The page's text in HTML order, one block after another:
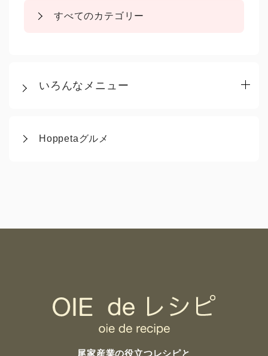
すべてのカテゴリー
いろんなメニュー
Hoppetaグルメ
尾家産業の役立つレシピと